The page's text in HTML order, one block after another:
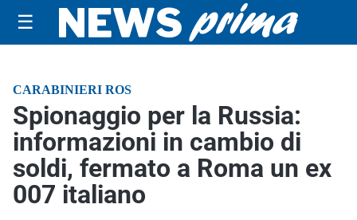
☰
CARABINIERI ROS
Spionaggio per la Russia:
informazioni in cambio di
soldi, fermato a Roma un ex
007 italiano